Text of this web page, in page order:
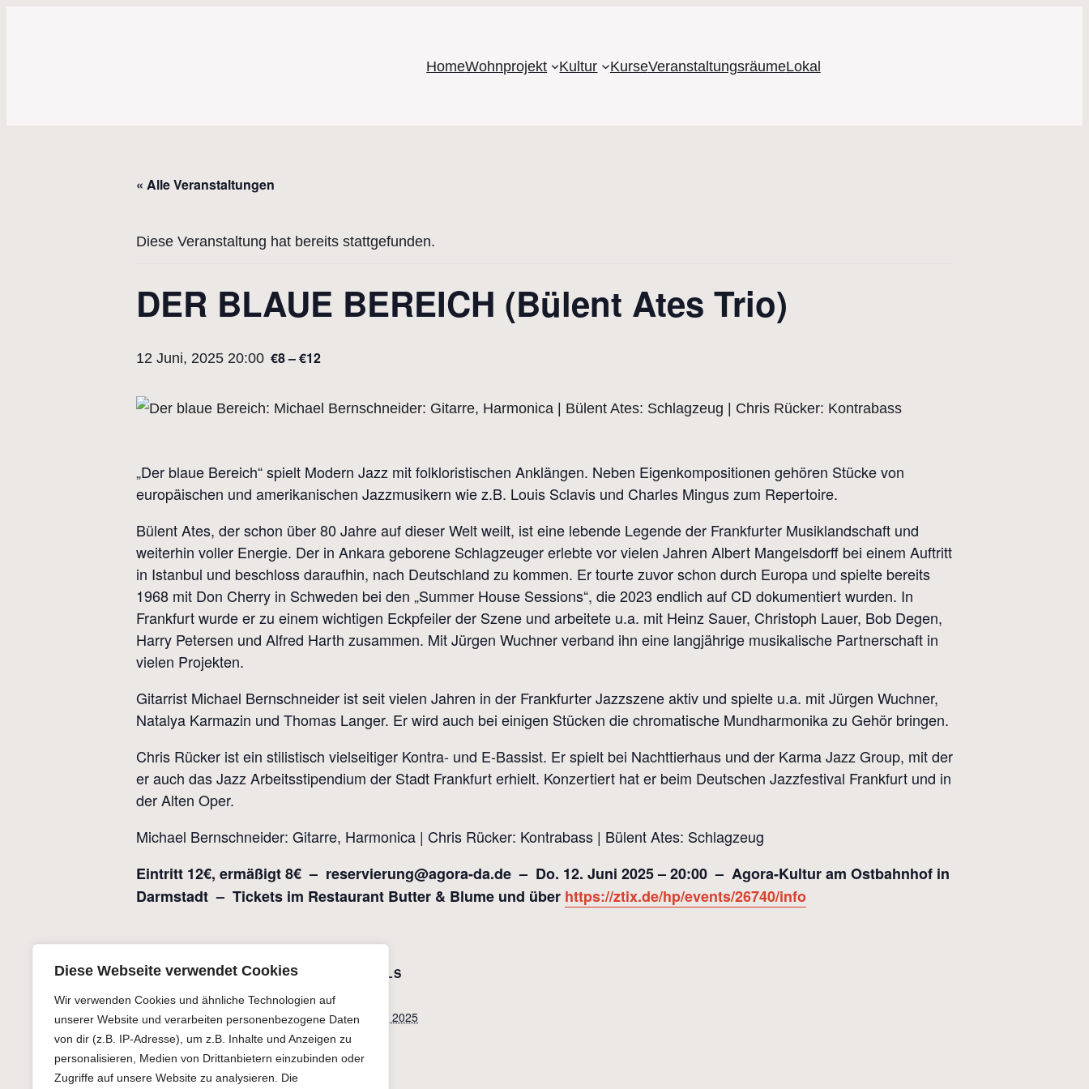
Diese Webseite verwendet Cookies
Wir verwenden Cookies und ähnliche Technologien auf
unserer Website und verarbeiten personenbezogene Daten
von dir (z.B. IP-Adresse), um z.B. Inhalte und Anzeigen zu
personalisieren, Medien von Drittanbietern einzubinden oder
Zugriffe auf unsere Website zu analysieren. Die
HomeWohnprojekt Kultur KurseVeranstaltungsräumeLokal
« Alle Veranstaltungen
Diese Veranstaltung hat bereits stattgefunden.
DER BLAUE BEREICH (Bülent Ates Trio)
12 Juni, 2025 20:00 €8 – €12
„Der blaue Bereich“ spielt Modern Jazz mit folkloristischen Anklängen. Neben Eigenkompositionen gehören Stücke von
europäischen und amerikanischen Jazzmusikern wie z.B. Louis Sclavis und Charles Mingus zum Repertoire.
Bülent Ates, der schon über 80 Jahre auf dieser Welt weilt, ist eine lebende Legende der Frankfurter Musiklandschaft und
weiterhin voller Energie. Der in Ankara geborene Schlagzeuger erlebte vor vielen Jahren Albert Mangelsdorff bei einem Auftritt
in Istanbul und beschloss daraufhin, nach Deutschland zu kommen. Er tourte zuvor schon durch Europa und spielte bereits
1968 mit Don Cherry in Schweden bei den „Summer House Sessions“, die 2023 endlich auf CD dokumentiert wurden. In
Frankfurt wurde er zu einem wichtigen Eckpfeiler der Szene und arbeitete u.a. mit Heinz Sauer, Christoph Lauer, Bob Degen,
Harry Petersen und Alfred Harth zusammen. Mit Jürgen Wuchner verband ihn eine langjährige musikalische Partnerschaft in
vielen Projekten.
Gitarrist Michael Bernschneider ist seit vielen Jahren in der Frankfurter Jazzszene aktiv und spielte u.a. mit Jürgen Wuchner,
Natalya Karmazin und Thomas Langer. Er wird auch bei einigen Stücken die chromatische Mundharmonika zu Gehör bringen.
Chris Rücker ist ein stilistisch vielseitiger Kontra- und E-Bassist. Er spielt bei Nachttierhaus und der Karma Jazz Group, mit der
er auch das Jazz Arbeitsstipendium der Stadt Frankfurt erhielt. Konzertiert hat er beim Deutschen Jazzfestival Frankfurt und in
der Alten Oper.
Michael Bernschneider: Gitarre, Harmonica | Chris Rücker: Kontrabass | Bülent Ates: Schlagzeug
Eintritt 12€, ermäßigt 8€ – reservierung@agora-da.de – Do. 12. Juni 2025 – 20:00 – Agora-Kultur am Ostbahnhof in
Darmstadt – Tickets im Restaurant Butter & Blume und über https://ztix.de/hp/events/26740/info
Zum Kalender hinzufügen
DETAILS
12 Juni, 2025
Zeit:
20:00